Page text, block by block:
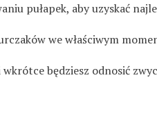
pułapek, aby uzyskać
we właściwym
będziesz odnosić